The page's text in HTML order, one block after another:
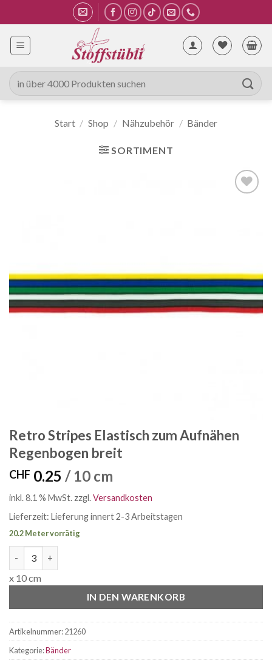
Inhalt
springen
Suche
nach:
Start / Shop / Nähzubehör / Bänder
SORTIMENT
Retro Stripes Elastisch zum Aufnähen
Regenbogen breit
CHF 0.25 / 10 cm
inkl. 8.1 % MwSt. zzgl.Versandkosten
Lieferzeit: Lieferung innert 2-3 Arbeitstagen
20.2 Meter vorrätig
x 10 cm
IN DEN WARENKORB
Artikelnummer:21260
Kategorie:Bänder